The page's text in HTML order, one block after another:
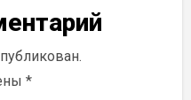
*